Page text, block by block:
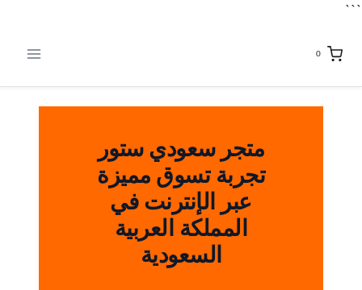
```
0
متجر سعودي ستور
تجربة تسوق مميزة
عبر الإنترنت في
المملكة العربية
السعودية